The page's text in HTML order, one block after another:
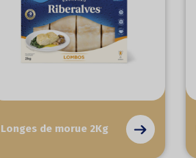
Longes de morue 2Kg